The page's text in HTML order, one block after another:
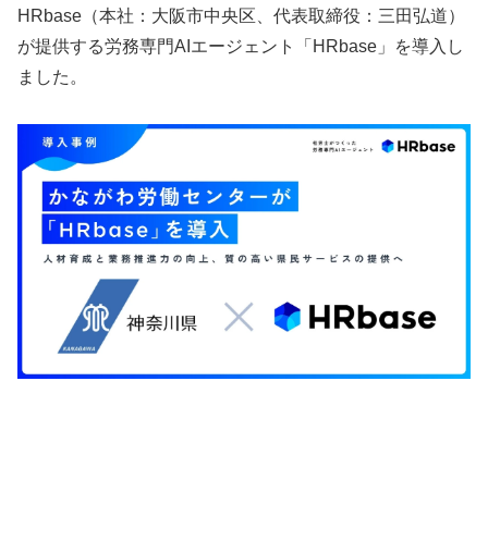
HRbase（本社：大阪市中央区、代表取締役：三田弘道）
が提供する労務専門AIエージェント「HRbase」を導入し
ました。